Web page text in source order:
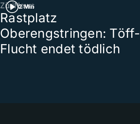
2 Min
ZüriNews
Rastplatz
Oberengstringen: Töff-
Flucht endet tödlich